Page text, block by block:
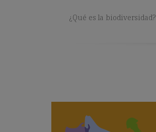
¿Qué es la biodiversidad?